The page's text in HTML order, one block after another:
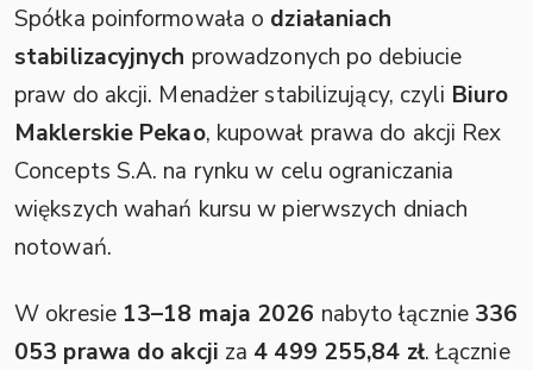
Spółka poinformowała o działaniach
stabilizacyjnych prowadzonych po debiucie
praw do akcji. Menadżer stabilizujący, czyli Biuro
Maklerskie Pekao, kupował prawa do akcji Rex
Concepts S.A. na rynku w celu ograniczania
większych wahań kursu w pierwszych dniach
notowań.
W okresie 13–18 maja 2026 nabyto łącznie 336
053 prawa do akcji za 4 499 255,84 zł. Łącznie